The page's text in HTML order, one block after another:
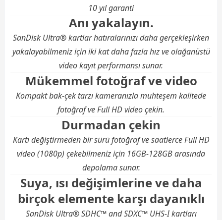
10 yıl garanti
Anı yakalayın.
SanDisk Ultra® kartlar hatıralarınızı daha gerçekleşirken
yakalayabilmeniz için iki kat daha fazla hız ve olağanüstü
video kayıt performansı sunar.
Mükemmel fotoğraf ve video
Kompakt bak-çek tarzı kameranızla muhteşem kalitede
fotoğraf ve Full HD video çekin.
Durmadan çekin
Kartı değiştirmeden bir sürü fotoğraf ve saatlerce Full HD
video (1080p) çekebilmeniz için 16GB-128GB arasında
depolama sunar.
Suya, ısı değişimlerine ve daha
birçok elemente karşı dayanıklı
SanDisk Ultra® SDHC™ and SDXC™ UHS-I kartları